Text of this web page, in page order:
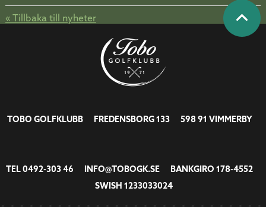
« Tillbaka till nyheter
TOBO GOLFKLUBB FREDENSBORG 133 598 91 VIMMERBY
TEL0492-303 46 INFO@TOBOGK.SE BANKGIRO 178-4552
SWISH 1233033024